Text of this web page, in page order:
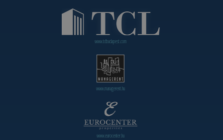
www.tclbudapest.com
www.managerent.hu
www.eurocenter.hu